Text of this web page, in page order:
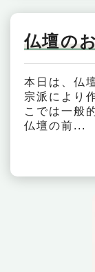
仏壇の
本日は、仏
宗派により
こでは一般
仏壇の前...